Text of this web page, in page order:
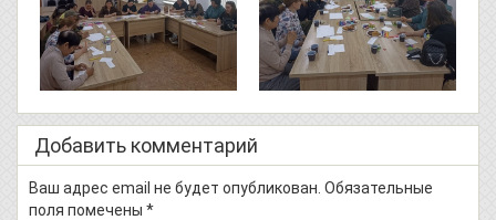
Добавить комментарий
Ваш адрес email не будет опубликован. Обязательные
поля помечены *